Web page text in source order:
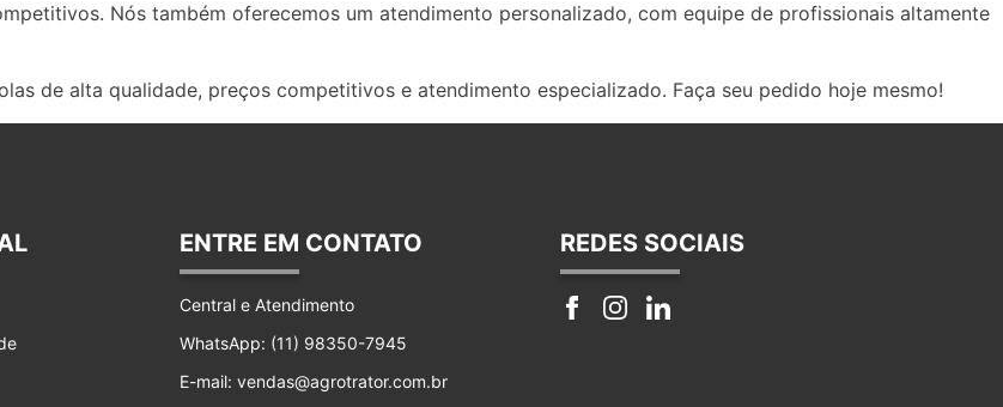
Nós também oferecemos um atendimento personalizado, com equipe de profissionais altamente
de alta qualidade, preços competitivos e atendimento especializado. Faça seu pedido hoje mesmo!
ENTRE EM CONTATO
Central e Atendimento
WhatsApp: (11) 98350-7945
E-mail: vendas@agrotrator.com.br
REDES SOCIAIS